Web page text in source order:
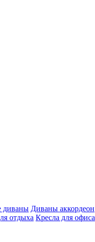
диваны Диваны аккордеон
отдыха Кресла для офиса